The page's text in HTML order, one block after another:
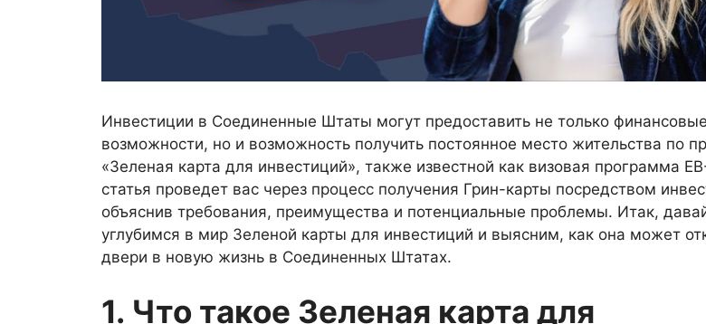
Инвестиции в Соединенные Штаты могут предоставить не только финансовые
возможности, но и возможность получить постоянное место жительства по
«Зеленая карта для инвестиций», также известной как визовая программа
статья проведет вас через процесс получения Грин-карты посредством
объяснив требования, преимущества и потенциальные проблемы. Итак,
углубимся в мир Зеленой карты для инвестиций и выясним, как она может
двери в новую жизнь в Соединенных Штатах.
1. Что такое Зеленая карта для